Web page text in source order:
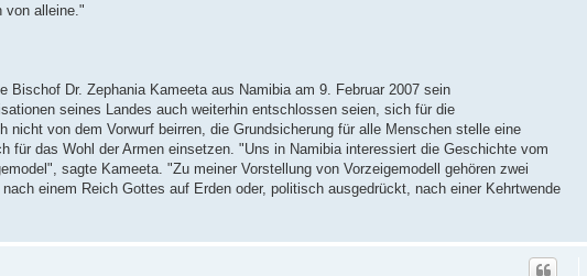
von alleine."
Dr. Zephania Kameeta aus Namibia am 9. Februar 2007 sein
seines Landes auch weiterhin entschlossen seien, sich für die
von dem Vorwurf beirren, die Grundsicherung für alle Menschen stelle eine
für das Wohl der Armen einsetzen. "Uns in Namibia interessiert die Geschichte vom
sagte Kameeta. "Zu meiner Vorstellung von Vorzeigemodell gehören zwei
einem Reich Gottes auf Erden oder, politisch ausgedrückt, nach einer Kehrtwende